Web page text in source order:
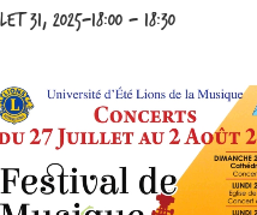
31, 2025-18:00 - 18:30